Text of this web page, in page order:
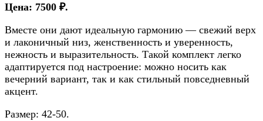
Цена: 7500 ₽.
Вместе они дают идеальную гармонию — свежий верх
и лаконичный низ, женственность и уверенность,
нежность и выразительность. Такой комплект легко
адаптируется под настроение: можно носить как
вечерний вариант, так и как стильный повседневный
акцент.
Размер: 42-50.